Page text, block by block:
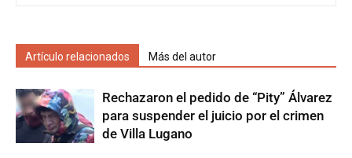
Artículo relacionados Más del autor
Rechazaron el pedido de “Pity” Álvarez
para suspender el juicio por el crimen
de Villa Lugano